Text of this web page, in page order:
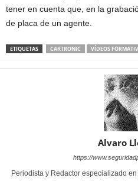
tener en cuenta que, en la
de placa de un agente.
ETIQUETAS CARTRONIC VÍDEOS
Alvaro
https://
Periodista y Redactor especializado